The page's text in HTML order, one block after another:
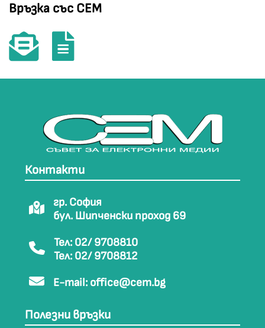
Връзка със СЕМ
Контакти
гр. София
бул. Шипченски проход 69
Тел: 02/ 9708810
Тел: 02/ 9708812
E-mail: office@cem.bg
Полезни връзки